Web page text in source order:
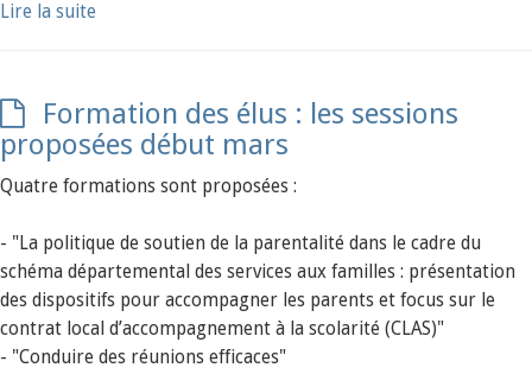
Lire la suite
Formation des élus : les sessions
proposées début mars
Quatre formations sont proposées :
- "La politique de soutien de la parentalité dans le cadre du
schéma départemental des services aux familles : présentation
des dispositifs pour accompagner les parents et focus sur le
contrat local d’accompagnement à la scolarité (CLAS)"
- "Conduire des réunions efficaces"